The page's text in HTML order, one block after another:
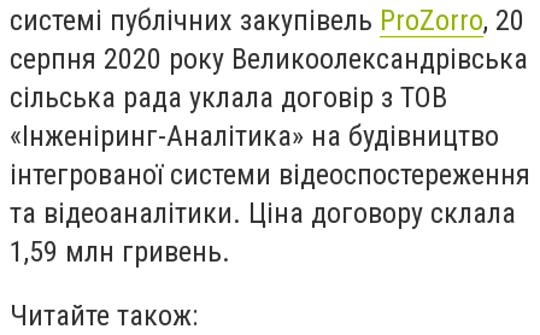
системі публічних закупівель ProZorro, 20
серпня 2020 року Великоолександрівська
сільська рада уклала договір з ТОВ
«Інженіринг-Аналітика» на будівництво
інтегрованої системи відеоспостереження
та відеоаналітики. Ціна договору склала
1,59 млн гривень.
Читайте також: